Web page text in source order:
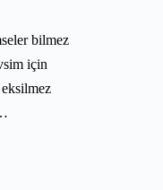
bilmez
için